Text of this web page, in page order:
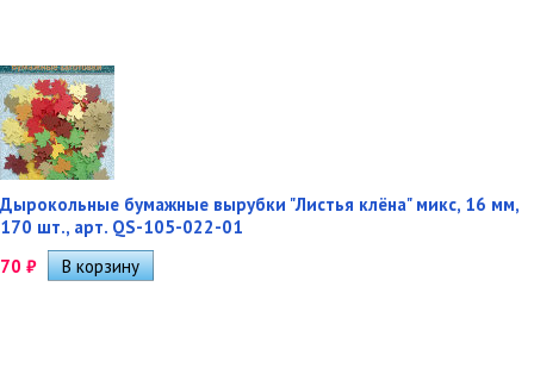
Дырокольные бумажные вырубки "Листья клёна" микс, 16 мм,
170 шт., арт. QS-105-022-01
70 ₽